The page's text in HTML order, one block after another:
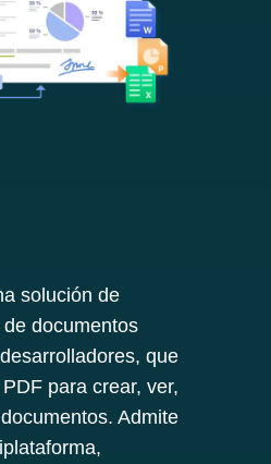
solución de
documentos
que
para crear, ver,
Admite